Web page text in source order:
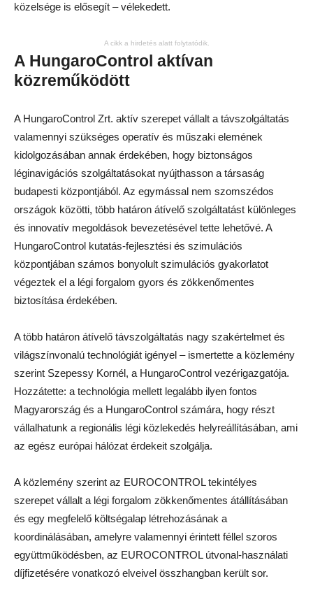
közelsége is elősegít – vélekedett.
A cikk a hirdetés alatt folytatódik.
A HungaroControl aktívan
közreműködött
A HungaroControl Zrt. aktív szerepet vállalt a távszolgáltatás
valamennyi szükséges operatív és műszaki elemének
kidolgozásában annak érdekében, hogy biztonságos
léginavigációs szolgáltatásokat nyújthasson a társaság
budapesti központjából. Az egymással nem szomszédos
országok közötti, több határon átívelő szolgáltatást különleges
és innovatív megoldások bevezetésével tette lehetővé. A
HungaroControl kutatás-fejlesztési és szimulációs
központjában számos bonyolult szimulációs gyakorlatot
végeztek el a légi forgalom gyors és zökkenőmentes
biztosítása érdekében.
A több határon átívelő távszolgáltatás nagy szakértelmet és
világszínvonalú technológiát igényel – ismertette a közlemény
szerint Szepessy Kornél, a HungaroControl vezérigazgatója.
Hozzátette: a technológia mellett legalább ilyen fontos
Magyarország és a HungaroControl számára, hogy részt
vállalhatunk a regionális légi közlekedés helyreállításában, ami
az egész európai hálózat érdekeit szolgálja.
A közlemény szerint az EUROCONTROL tekintélyes
szerepet vállalt a légi forgalom zökkenőmentes átállításában
és egy megfelelő költségalap létrehozásának a
koordinálásában, amelyre valamennyi érintett féllel szoros
együttműködésben, az EUROCONTROL útvonal-használati
díjfizetésére vonatkozó elveivel összhangban került sor.